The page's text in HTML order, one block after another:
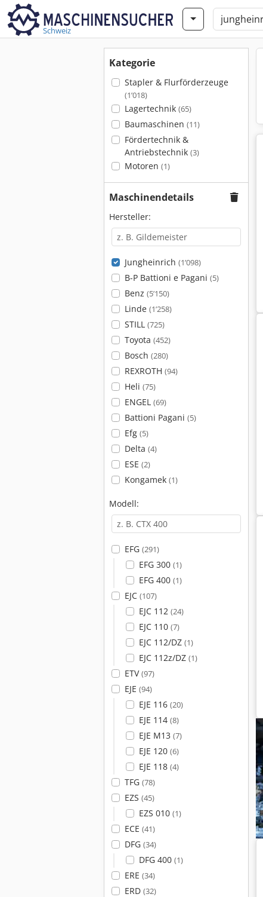
Schweiz
Kategorie
Stapler & Flurförderzeuge
(1’018)
Lagertechnik (65)
Baumaschinen (11)
Fördertechnik &
Antriebstechnik (3)
Motoren (1)
Maschinendetails
Hersteller:
Jungheinrich (1’098)
B-P Battioni e Pagani (5)
Benz (5’150)
Linde (1’258)
STILL (725)
Toyota (452)
Bosch (280)
REXROTH (94)
Heli (75)
ENGEL (69)
Battioni Pagani (5)
Efg (5)
Delta (4)
ESE (2)
Kongamek (1)
Modell:
EFG (291)
EFG 300 (1)
EFG 400 (1)
EJC (107)
EJC 112 (24)
EJC 110 (7)
EJC 112/DZ (1)
EJC 112z/DZ (1)
ETV(97)
EJE (94)
EJE 116 (20)
EJE 114 (8)
EJE M13 (7)
EJE 120 (6)
EJE 118 (4)
TFG (78)
EZS (45)
EZS 010 (1)
ECE (41)
DFG (34)
DFG 400 (1)
ERE (34)
ERD (32)